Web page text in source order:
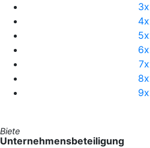
Biete
Unternehmensbeteiligung